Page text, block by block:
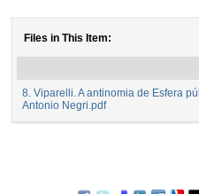
Files in This Item:
8. Viparelli. A antinomia de Esfera
Antonio Negri.pdf